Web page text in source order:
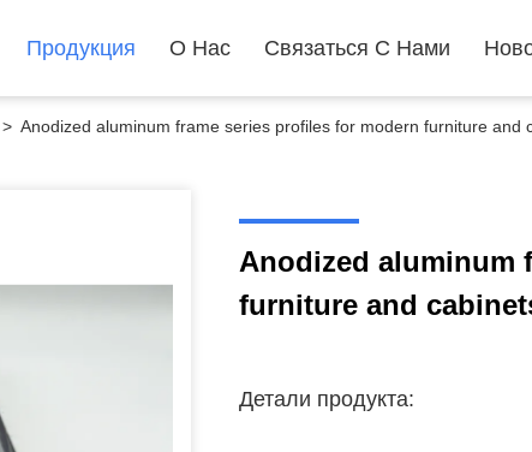
Продукция О Нас Связаться С Нами
> Anodized aluminum frame series profiles for modern furniture and
Anodized aluminum
furniture and
Детали продукта: